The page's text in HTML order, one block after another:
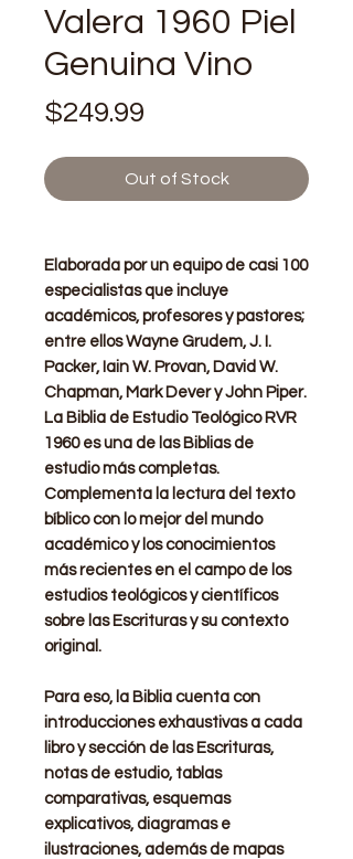
Valera 1960 Piel
Genuina Vino
$249.99
Out of Stock
Elaborada por un equipo de casi 100
especialistas que incluye
académicos, profesores y pastores;
entre ellos Wayne Grudem, J. I.
Packer, Iain W. Provan, David W.
Chapman, Mark Dever y John Piper.
La Biblia de Estudio Teológico RVR
1960 es una de las Biblias de
estudio más completas.
Complementa la lectura del texto
bíblico con lo mejor del mundo
académico y los conocimientos
más recientes en el campo de los
estudios teológicos y científicos
sobre las Escrituras y su contexto
original.
Para eso, la Biblia cuenta con
introducciones exhaustivas a cada
libro y sección de las Escrituras,
notas de estudio, tablas
comparativas, esquemas
explicativos, diagramas e
ilustraciones, además de mapas